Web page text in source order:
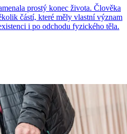
prostý konec života. Člověka
částí, které měly vlastní význam
i po odchodu fyzického těla.